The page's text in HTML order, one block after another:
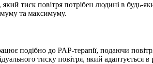
тиск повітря потрібен людині в будь-
та максимуму.
подібно до PAP-терапії, подаючи
тиску повітря, який адаптується в